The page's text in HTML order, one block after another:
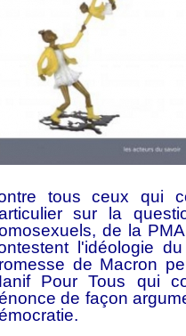
tous ceux qui
sur la
de la
l'idéologie
de Macron
Pour Tous qui
de façon